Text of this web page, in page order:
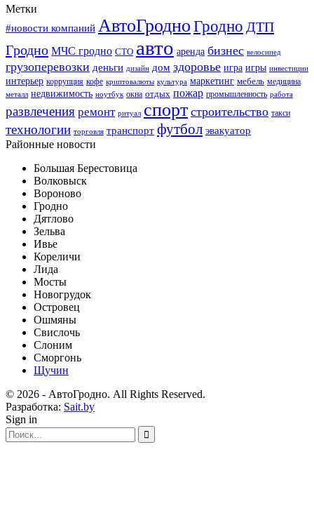
Метки
#новости компаний АвтоГродноГродно ДТП
Гродно МЧС гродно СТО авто аренда бизнес велосипед
грузоперевозки деньги дизайн дом здоровье игра игры инвестиции
интерьер коррупция кофе криптовалюты культура маркетинг мебель медицина
металл недвижимость ноутбук окна отдых пожар промышленность работа
развлечения ремонт ритуал спорт строительство такси
технологии торговля транспорт футбол эвакуатор
Районные новости
Большая Берестовица
Волковыск
Вороново
Гродно
Дятлово
Зельва
Ивье
Кореличи
Лида
Мосты
Новогрудок
Островец
Ошмяны
Свислочь
Слоним
Сморгонь
Щучин
© 2026 - АвтоГродно. All Rights Reserved.
Разработка: Sait.by
Sign in